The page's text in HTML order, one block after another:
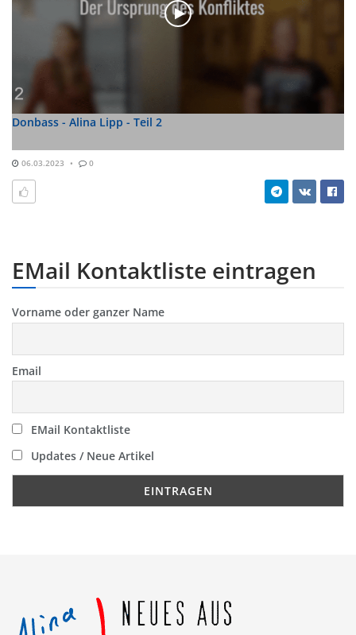
Donbass - Alina Lipp - Teil 2
06.03.2023 0
EMail Kontaktliste eintragen
Vorname oder ganzer Name
Email
EMail Kontaktliste
Updates / Neue Artikel